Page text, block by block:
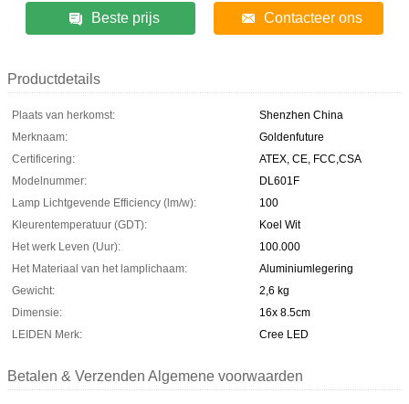
Beste prijs Contacteer ons
Productdetails
Plaats van herkomst:
Shenzhen China
Merknaam:
Goldenfuture
Certificering:
ATEX, CE, FCC,CSA
Modelnummer:
DL601F
Lamp Lichtgevende Efficiency (lm/w):
100
Kleurentemperatuur (GDT):
Koel Wit
Het werk Leven (Uur):
100.000
Het Materiaal van het lamplichaam:
Aluminiumlegering
Gewicht:
2,6 kg
Dimensie:
16x 8.5cm
LEIDEN Merk:
Cree LED
Betalen & Verzenden Algemene voorwaarden